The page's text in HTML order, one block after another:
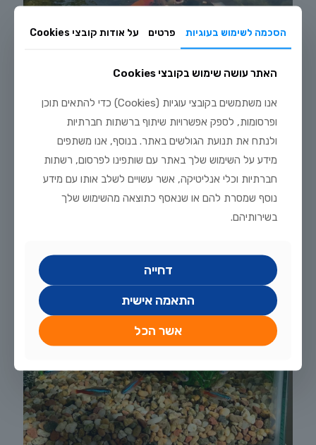
מדריך טיפוח דגי זהב וקוי בבריכת נוי: תנאים, תזונה ומניעת מחלות
לקריאה נוספת
הסכמה לשימוש בעוגיות פרטים על אודות קובצי Cookies
האתר עושה שימוש בקובצי Cookies
אנו משתמשים בקובצי עוגיות (Cookies) כדי להתאים תוכן
ופרסומות, לספק אפשרויות שיתוף ברשתות חברתיות
ולנתח את תנועת הגולשים באתר. בנוסף, אנו משתפים
מידע על השימוש שלך באתר עם שותפינו לפרסום, רשתות
חברתיות וכלי אנליטיקה, אשר עשויים לשלב אותו עם מידע
נוסף שמסרת להם או שנאסף כתוצאה מהשימוש שלך
בשירותיהם.
דחייה
התאמה אישית
אשר הכל